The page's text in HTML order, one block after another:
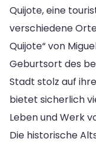
Quijote, eine
verschiedene
Quijote“ von
Geburtsort des
Stadt stolz auf
bietet sicherlich
Leben und Werk
Die historische